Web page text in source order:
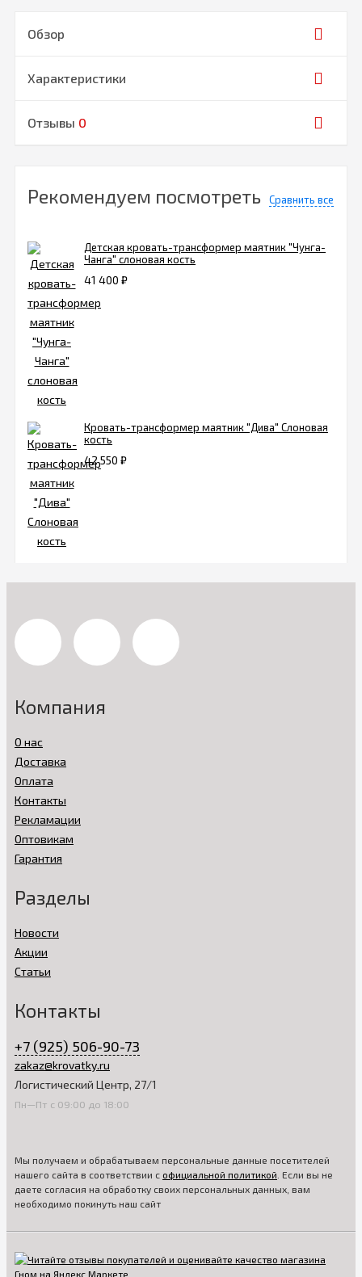
Обзор
Характеристики
Отзывы 0
Рекомендуем посмотреть Сравнить все
Детская кровать-трансформер маятник "Чунга-
Чанга" слоновая кость
41 400 ₽
Кровать-трансформер маятник "Дива" Слоновая
кость
42 550 ₽
Компания
О нас
Доставка
Оплата
Контакты
Рекламации
Оптовикам
Гарантия
Разделы
Новости
Акции
Статьи
Контакты
+7 (925) 506-90-73
zakaz@krovatky.ru
Логистический Центр, 27/1
Пн—Пт с 09:00 до 18:00
Мы получаем и обрабатываем персональные данные посетителей
нашего сайта в соответствии с официальной политикой . Если вы не
даете согласия на обработку своих персональных данных, вам
необходимо покинуть наш сайт